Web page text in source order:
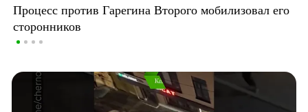
Процесс против Гарегина Второго мобилизовал его
сторонников